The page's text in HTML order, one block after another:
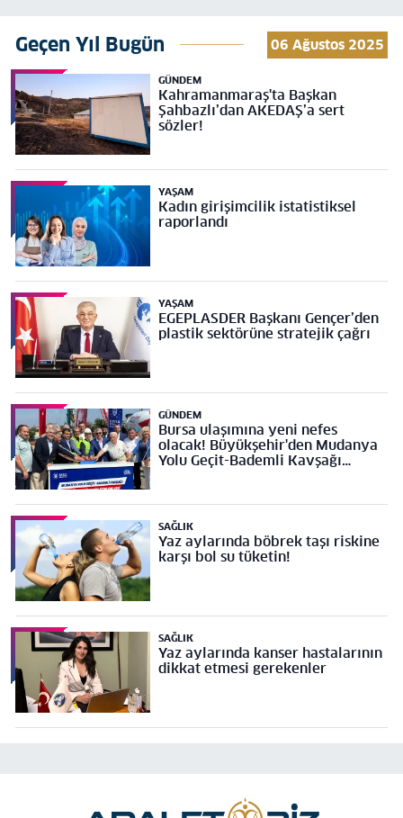
Geçen Yıl Bugün 06 Ağustos 2025
GÜNDEM
Kahramanmaraş'ta Başkan
Şahbazlı’dan AKEDAŞ’a sert
sözler!
YAŞAM
Kadın girişimcilik istatistiksel
raporlandı
YAŞAM
EGEPLASDER Başkanı Gençer’den
plastik sektörüne stratejik çağrı
GÜNDEM
Bursa ulaşımına yeni nefes
olacak! Büyükşehir'den Mudanya
Yolu Geçit-Bademli Kavşağı
SAĞLIK
Yaz aylarında böbrek taşı riskine
karşı bol su tüketin!
SAĞLIK
Yaz aylarında kanser hastalarının
dikkat etmesi gerekenler